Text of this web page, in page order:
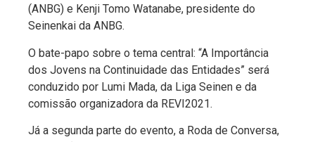
(ANBG) e Kenji Tomo Watanabe, presidente do
Seinenkai da ANBG.
O bate-papo sobre o tema central: “A Importância
dos Jovens na Continuidade das Entidades” será
conduzido por Lumi Mada, da Liga Seinen e da
comissão organizadora da REVI2021.
Já a segunda parte do evento, a Roda de Conversa,